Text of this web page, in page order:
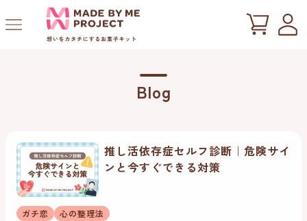
に
Blog
推し活依存症セルフ診断｜危険サイ
ンと今すぐできる対策
ガチ恋
心の整理法